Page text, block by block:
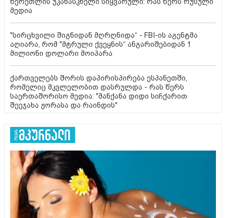
წერეთლის უკანასკნელი სიყვარული: რას წერს რუსული
მედია
"სირცხვილი შიგნიდან მღრღნიდა“ - FBI-ის აგენტმა
აღიარა, რომ "მტრული ქვეყნის“ ანგარიშებიდან 1
მილიონი დოლარი მოიპარა
ქართველებს შორის დაპირისპირება ესპანეთში,
რომელიც მკვლელობით დასრულდა - რას წერს
საერთაშორისო მედია: "მანქანა დიდი სიჩქარით
შეეჯახა ჟორასა და რაინდის"